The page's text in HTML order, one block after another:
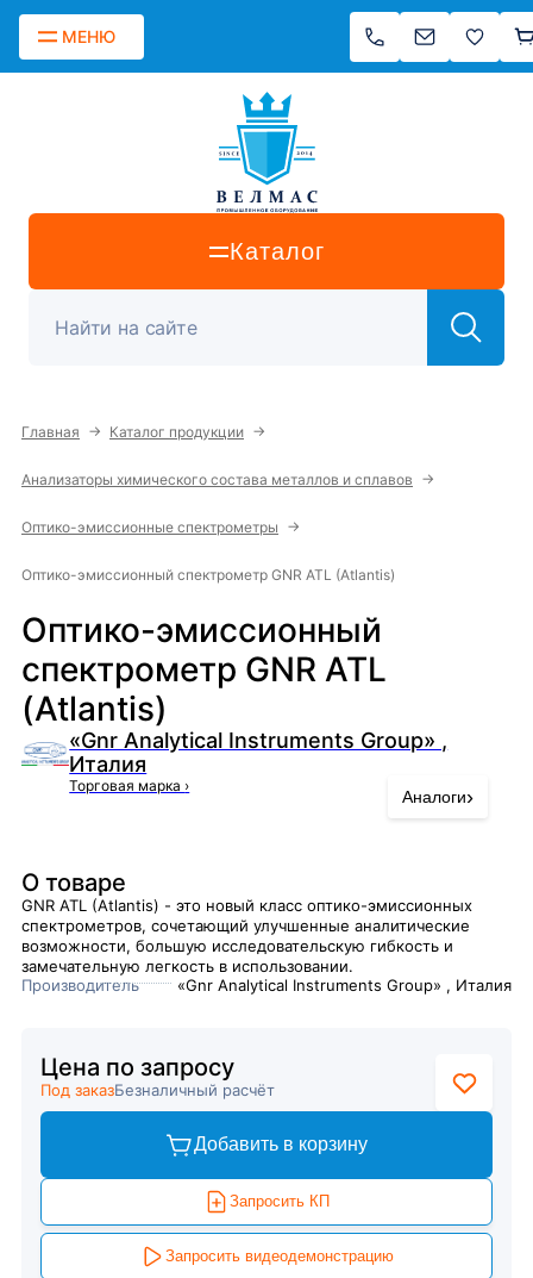
МЕНЮ
Каталог
Главная → Каталог продукции →
Анализаторы химического состава металлов и сплавов →
Оптико-эмиссионные спектрометры →
Оптико-эмиссионный спектрометр GNR ATL (Atlantis)
Оптико-эмиссионный
спектрометр GNR ATL
(Atlantis)
«Gnr Analytical Instruments Group» ,
Италия
Торговая марка ›
Аналоги›
О товаре
GNR ATL (Atlantis) - это новый класс оптико-эмиссионных
спектрометров, сочетающий улучшенные аналитические
возможности, большую исследовательскую гибкость и
замечательную легкость в использовании.
Производитель
«Gnr Analytical Instruments Group» , Италия
Цена по запросу
Под заказБезналичный расчёт
Добавить в корзину
Запросить КП
Запросить видеодемонстрацию